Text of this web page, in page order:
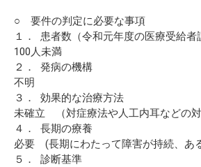
○ 要件の判定に必要な事項
１． 患者数（令和元年度の医療受給者
100人未満
２． 発病の機構
不明
３． 効果的な治療方法
未確立 （対症療法や人工内耳などの対
４． 長期の療養
必要 (長期にわたって障害が持続、あ
５． 診断基準